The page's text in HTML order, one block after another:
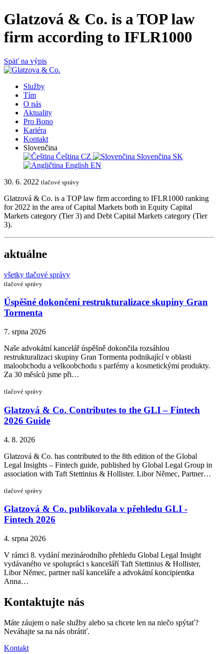
Glatzová & Co. is a TOP law
firm according to IFLR1000
Späť na výpis
Služby
Tím
O nás
Aktuality
Pro Bono
Kariéra
Kontakt
Slovenčina
Čeština CZ Slovenčina SK
English EN
30. 6. 2022 tlačové správy
Glatzová & Co. is a TOP law firm according to IFLR1000 ranking
for 2022 in the area of Capital Markets both in Equity Capital
Markets category (Tier 3) and Debt Capital Markets category (Tier
3).
aktuálne
všetky tlačové správy
tlačové správy
Úspěšné dokončení restrukturalizace skupiny Gran
Tormenta
7. srpna 2026
Naše advokátní kancelář úspěšně dokončila rozsáhlou
restrukturalizaci skupiny Gran Tormenta podnikající v oblasti
maloobchodu a velkoobchodu s parfémy a kosmetickými produkty.
Za 30 měsíců jsme při…
tlačové správy
Glatzová & Co. Contributes to the GLI – Fintech
2026 Guide
4. 8. 2026
Glatzová & Co. has contributed to the 8th edition of the Global
Legal Insights – Fintech guide, published by Global Legal Group in
association with Taft Stettinius & Hollister. Libor Němec, Partner…
tlačové správy
Glatzová & Co. publikovala v přehledu GLI -
Fintech 2026
4. srpna 2026
V rámci 8. vydání mezinárodního přehledu Global Legal Insight
vydávaného ve spolupráci s kanceláří Taft Stettinius & Hollister,
Libor Němec, partner naší kanceláře a advokátní koncipientka
Anna…
Kontaktujte nás
Máte záujem o naše služby alebo sa chcete len na niečo spýtať?
Neváhajte sa na nás obrátiť.
Kontakt